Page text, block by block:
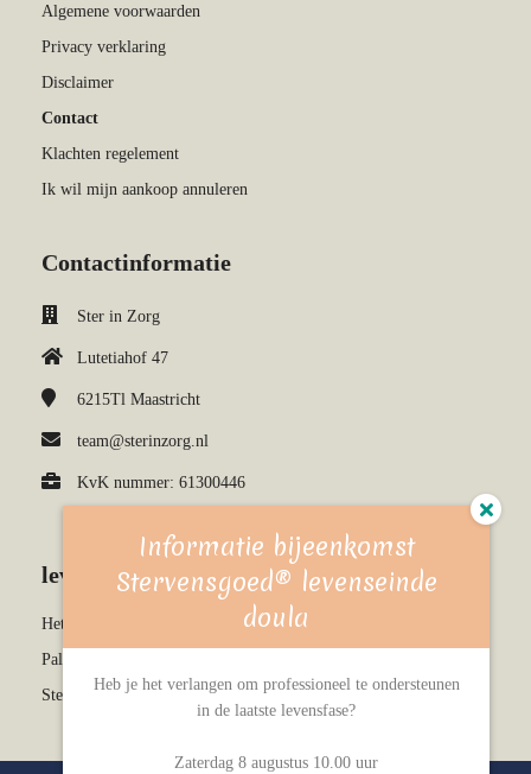
Algemene voorwaarden
Privacy verklaring
Disclaimer
Contact
Klachten regelement
Ik wil mijn aankoop annuleren
Contactinformatie
Ster in Zorg
Lutetiahof 47
6215Tl Maastricht
team@sterinzorg.nl
KvK nummer: 61300446
leven & sterven kennisbank
Het stervensproces
Palliatieve en terminale zorg
Stervensgoed levenseinde doula
Informatie bijeenkomst
Stervensgoed® levenseinde
doula
Heb je het verlangen om professioneel te ondersteunen
in de laatste levensfase?
Zaterdag 8 augustus 10.00 uur